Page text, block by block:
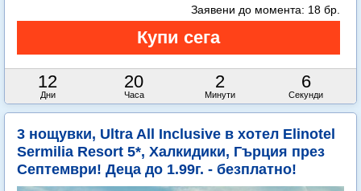
12
Дни
20
Часа
2
Минути
4
Секунди
Заявени до момента: 18 бр.
3 нощувки, Ultra All Inclusive в хотел Elinotel
Sermilia Resort 5*, Халкидики, Гърция през
Септември! Деца до 1.99г. - безплатно!